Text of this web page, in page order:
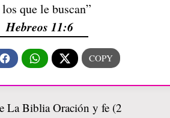
que le buscan”
Hebreos 11:6